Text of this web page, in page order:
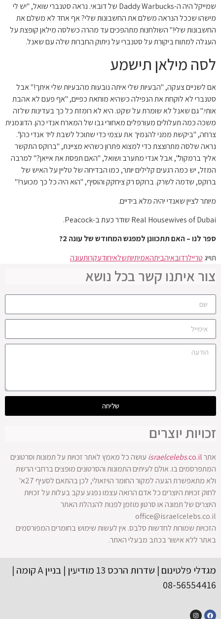
שמייקל היה ה-Daddy Warbucks של דובאי. נראה סטנברי שואל, "יש לי
מישהו שככל הנראה משלם את החשבונות שלי? אף אחד לא משלם את
החשבונות שלי!" השולחנות מתהפכים עד מהרה כשלסה מילאן קופצת על
העגלה למתוח ביקורת על סטנברי על ניתוק החברות שלה עם שאנל.
לסה מילאן תישמע
אם לשניים צעקה, "הבעיות שלי איתה נובעות מהבעיות שלי איתך!" אבל
סטנברי לא לוקחת את הנפילה כשהיא מוחאת כפיים, "אף פעם לא אהבת
אותי." גם שאנל לא שומרת על שקט. היא לא רומזת כל כך בעדינות שלזה
משכה כמה תעלולים מעורפלים מאחורי גבו של המארח אנדי כהן. הדוגמנית
צרחה, "ביקשת ממני להנמיך את עצמי כדי שתוכל לשבת ליד אנדי כהן".
נראה שלסה מתרוצצת כדי למצוא פתרון כשהיא מציינת, "ברוקס התקשר
אליך ברמקול", אבל אנדי מתערב ושואל, "האם תפסת את אייאן?" למרבה
המזל, יש כמה רגעים קלילים יותר, כמו הבדיחה של טליין על האיש של
ברוקס, שדמה לשרק. ברוקס רק ציחקק והוסיף, "הוא היה כל כך מכוער!"
מיותר לציין שאנדי יהיה מלא בידיים.
Real Housewives of Dubai שודר כעת ב-Peacock.
ספר לנו – האם תתכוונן למפגש המחודש של עונה 2?
תוייג טריילרדובאיהביתהאמיתיותשלאיחודעקרותעונה
צור איתנו קשר בכל נושא
שליחה
זכויות יוצרים
אתר israelcelebs.co.il
עושה כל מאמץ לאתר זכויות על תמונות וסרטונים
המתפרסמים בו. אולם לעיתים התמונות והסרטונים מופצים ברחבי הרשת
ולא מתאפשרת הגעה למקור החומר הויזאולי, לכן בהתאם לסעיף 27א'
לחוק זכויות היוצרים כל אדם הרואה עצמו נפגע עקב בעלות על זכויות
היוצרים של תמונה או סרטון מוזמן לפנות להנהלת האתר
office@israelcelebs.co.il
הזכויות שמורות לחדשות סלבס. אין לעשות שימוש בחומרים המפורסמים
באתר ללא אישור בכתב מבעלי האתר.
מגדלי פלטינום | שדרות הרכס 13 מודיעין | בניין A קומה |
08-56554416